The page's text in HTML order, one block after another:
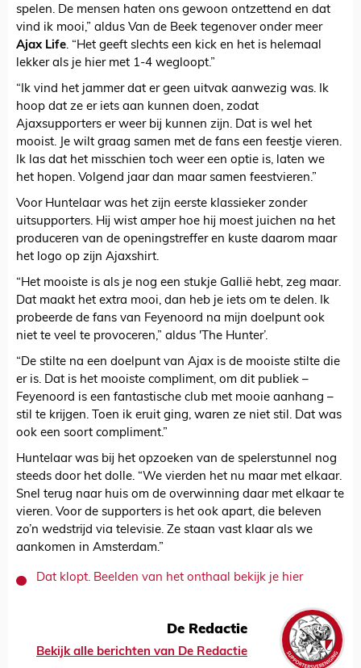
spelen. De mensen haten ons gewoon ontzettend en dat
vind ik mooi,” aldus Van de Beek tegenover onder meer
Ajax Life. “Het geeft slechts een kick en het is helemaal
lekker als je hier met 1-4 wegloopt.”
“Ik vind het jammer dat er geen uitvak aanwezig was. Ik
hoop dat ze er iets aan kunnen doen, zodat
Ajaxsupporters er weer bij kunnen zijn. Dat is wel het
mooist. Je wilt graag samen met de fans een feestje vieren.
Ik las dat het misschien toch weer een optie is, laten we
het hopen. Volgend jaar dan maar samen feestvieren.”
Voor Huntelaar was het zijn eerste klassieker zonder
uitsupporters. Hij wist amper hoe hij moest juichen na het
produceren van de openingstreffer en kuste daarom maar
het logo op zijn Ajaxshirt.
“Het mooiste is als je nog een stukje Gallië hebt, zeg maar.
Dat maakt het extra mooi, dan heb je iets om te delen. Ik
probeerde de fans van Feyenoord na mijn doelpunt ook
niet te veel te provoceren,” aldus 'The Hunter’.
“De stilte na een doelpunt van Ajax is de mooiste stilte die
er is. Dat is het mooiste compliment, om dit publiek –
Feyenoord is een fantastische club met mooie aanhang –
stil te krijgen. Toen ik eruit ging, waren ze niet stil. Dat was
ook een soort compliment.”
Huntelaar was bij het opzoeken van de spelerstunnel nog
steeds door het dolle. “We vierden het nu maar met elkaar.
Snel terug naar huis om de overwinning daar met elkaar te
vieren. Voor de supporters is het ook apart, die beleven
zo’n wedstrijd via televisie. Ze staan vast klaar als we
aankomen in Amsterdam.”
Dat klopt. Beelden van het onthaal bekijk je hier
De Redactie
Bekijk alle berichten van De Redactie